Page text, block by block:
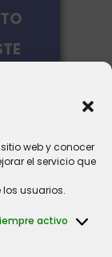
web y conocer
el servicio que
usuarios.
activo